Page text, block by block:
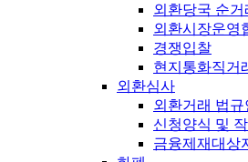
외환당국 순거
외환시장운영
경쟁입찰
현지통화직거
외환심사
외환거래 법규
신청양식 및 작
금융제재대상